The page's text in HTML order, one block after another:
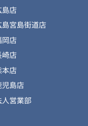
島店
島宮島街道店
岡店
崎店
本店
児島店
人営業部